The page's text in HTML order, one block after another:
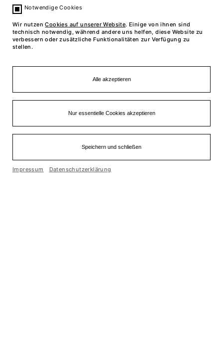
Notwendige Cookies
Wir nutzenCookies auf unserer Website. Einige von ihnen sind
technisch notwendig, während andere uns helfen, diese Website zu
verbessern oder zusätzliche Funktionalitäten zur Verfügung zu
stellen.
Alle akzeptieren
Nur essentielle Cookies akzeptieren
Speichern und schließen
Impressum Datenschutzerklärung